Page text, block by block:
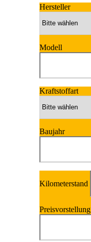
Hersteller
Modell
Kraftstoffart
Baujahr
Kilometerstand
Preisvorstellung